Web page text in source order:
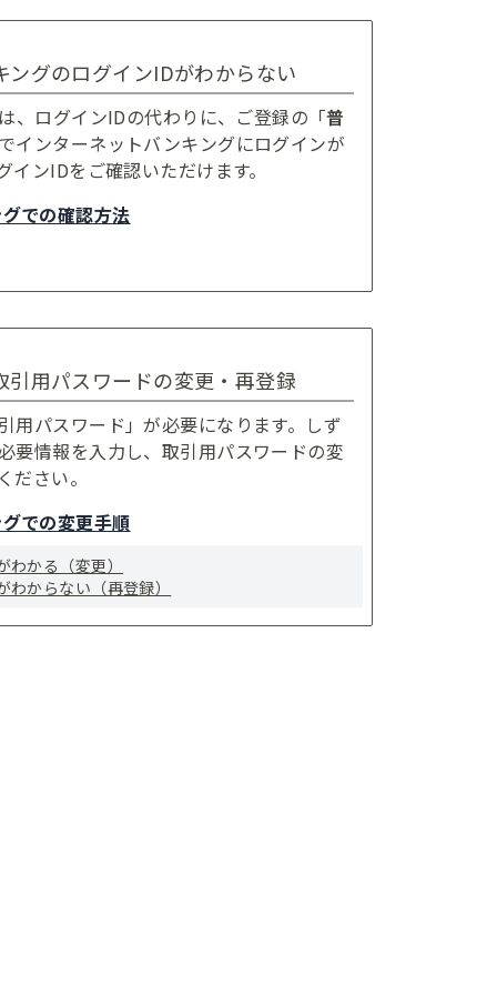
ングのログインIDがわからない
、ログインIDの代わりに、ご登録の「普
インターネットバンキングにログインが
ンIDをご確認いただけます。
での確認方法
引用パスワードの変更・再登録
用パスワード」が必要になります。しず
要情報を入力し、取引用パスワードの変
ださい。
での変更手順
かる（変更）
からない（再登録）